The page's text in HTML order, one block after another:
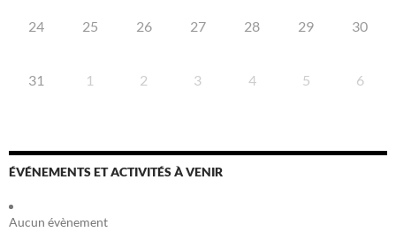
24 25 26 27 28 29 30
31 1 2 3 4 5 6
ÉVÉNEMENTS ET ACTIVITÉS À VENIR
Aucun évènement